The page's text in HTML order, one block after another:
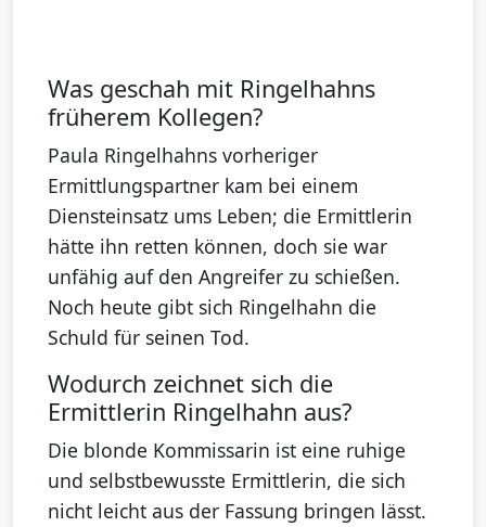
Was geschah mit Ringelhahns
früherem Kollegen?
Paula Ringelhahns vorheriger
Ermittlungspartner kam bei einem
Diensteinsatz ums Leben; die Ermittlerin
hätte ihn retten können, doch sie war
unfähig auf den Angreifer zu schießen.
Noch heute gibt sich Ringelhahn die
Schuld für seinen Tod.
Wodurch zeichnet sich die
Ermittlerin Ringelhahn aus?
Die blonde Kommissarin ist eine ruhige
und selbstbewusste Ermittlerin, die sich
nicht leicht aus der Fassung bringen lässt.